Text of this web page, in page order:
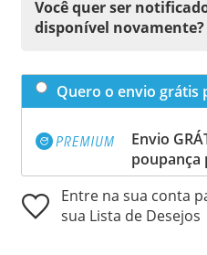
Você quer ser
disponível novamente?
Quero o envio grátis
Envio
poupança
Entre na sua conta
sua Lista de Desejos